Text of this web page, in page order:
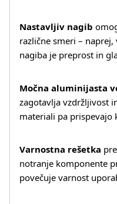
Več o izdelku
Nastavljiv nagib
različne smeri –
nagiba je preprost in
Močna aluminijasta
zagotavlja vzdržljivost
materiali pa prispevajo
Varnostna rešetka
notranje komponente
povečuje varnost